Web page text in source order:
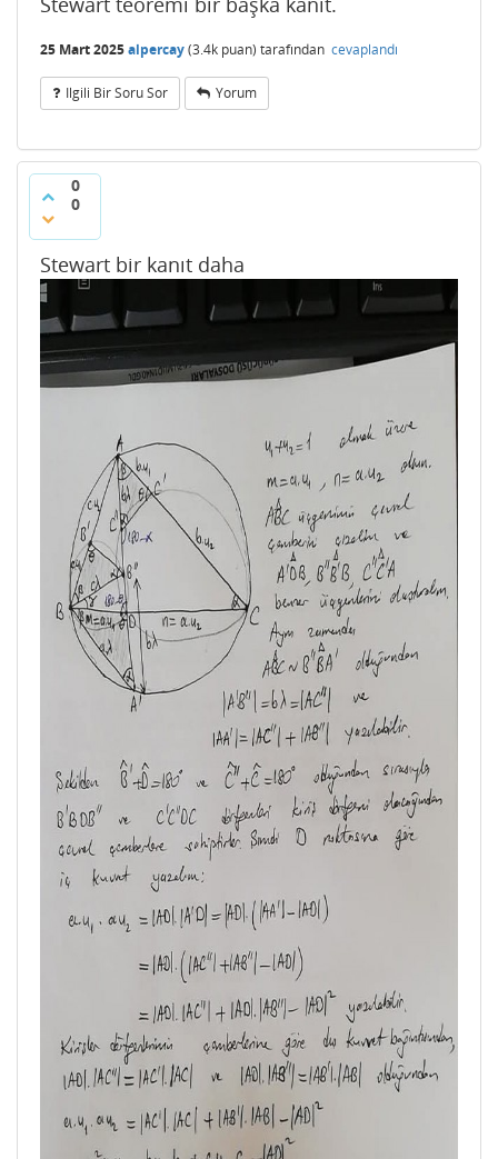
25 Mart 2025alpercay(3.4k puan) tarafından cevaplandı
Ilgili Bir Soru Sor Yorum
0
0
Stewart bir kanıt daha